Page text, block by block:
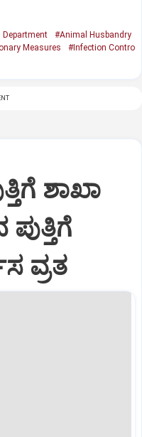
Department
#Animal Husbandry
Measures
#Infection Contro
ಶಾಖಾ
ವ್ರತ